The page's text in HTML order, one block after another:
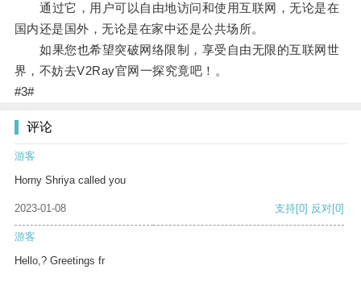
通过它，用户可以自由地访问和使用互联网，无论是在
国内还是国外，无论是在家中还是公共场所。
如果您也希望突破网络限制，享受自由无限的互联网世
界，不妨去V2Ray官网一探究竟吧！。
#3#
评论
游客
Horny Shriya called you
2023-01-08 支持[0] 反对[0]
游客
Hello,? Greetings fr